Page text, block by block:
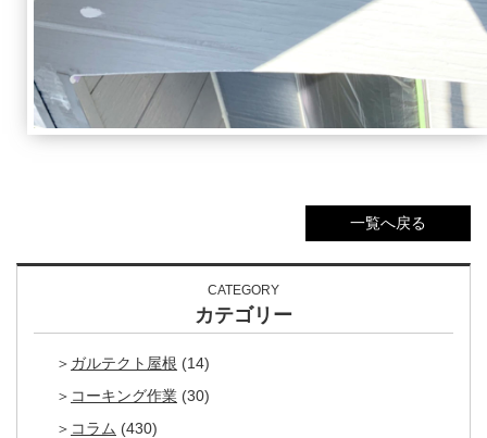
一覧へ戻る
CATEGORY
カテゴリー
ガルテクト屋根 (14)
コーキング作業 (30)
コラム (430)